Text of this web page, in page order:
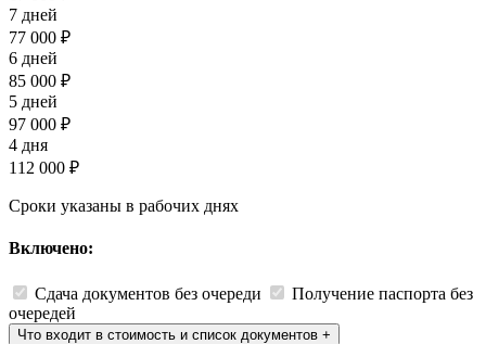
7 дней
77 000 ₽
6 дней
85 000 ₽
5 дней
97 000 ₽
4 дня
112 000 ₽
Сроки указаны в рабочих днях
Включено:
Сдача документов без очереди
Получение паспорта без
очередей
Что входит в стоимость и список документов +